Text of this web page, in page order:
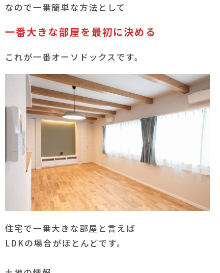
なので一番簡単な方法として
一番大きな部屋を最初に決める
これが一番オーソドックスです。
住宅で一番大きな部屋と言えば
LDKの場合がほとんどです。